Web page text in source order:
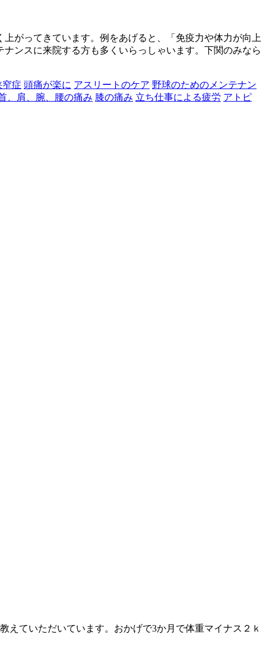
がってきています。例をあげると、「免疫力や体力が向上
ンスに来院する方も多くいらっしゃいます。下関のみなら
窄症 頭痛が楽に アスリートのケア 野球のためのメンテナン
、肩、腕、腰の痛み 膝の痛み 立ち仕事による疲労 アトピ
ていただいています。おかげで3か月で体重マイナス２ｋ